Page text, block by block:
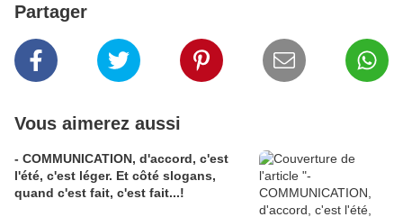
Partager
Vous aimerez aussi
- COMMUNICATION, d'accord, c'est
l'été, c'est léger. Et côté slogans,
quand c'est fait, c'est fait...!